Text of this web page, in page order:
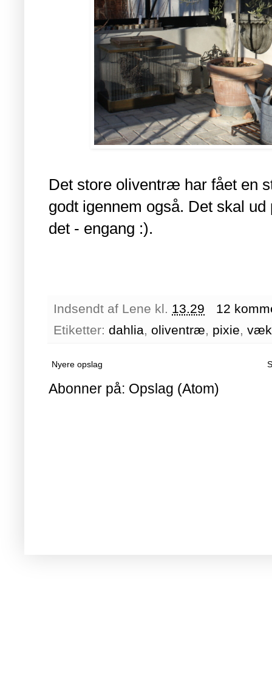
Det store oliventræ har fået en
godt igennem også. Det skal
det - engang :).
Indsendt af Lene kl. 13.29
12
Etiketter: dahlia, oliventræ, pixie,
Nyere opslag
Abonner på: Opslag (Atom)